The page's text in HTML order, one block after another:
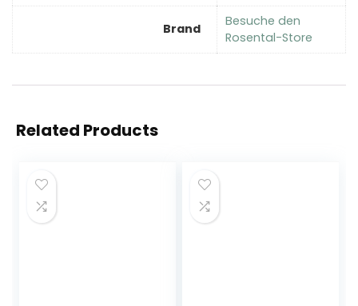
Brand
Besuche den
Rosental-Store
Related Products